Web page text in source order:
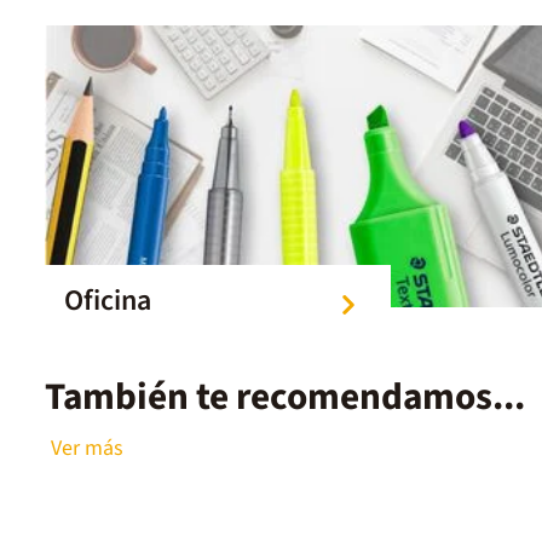
Oficina
También te recomendamos...
Ver más